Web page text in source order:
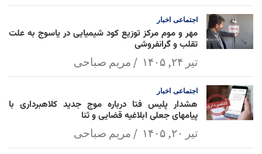
p
k
l
اجتماعی اخبار
مهر و موم مرکز توزیع کود شیمیایی در یاسوج به علت
تقلب و گرانفروشی
تیر ۲۴, ۱۴۰۵ مریم صباحی
اجتماعی اخبار
هشدار پلیس فتا درباره موج جدید کلاهبرداری با
پیامهای جعلی ابلاغیه قضایی و ثنا
تیر ۲۰, ۱۴۰۵ مریم صباحی